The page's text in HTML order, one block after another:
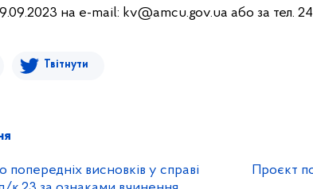
на е-mаіl: kv@amcu.gov.ua або за тел.
Твітнути
попередніх висновків у справі
Проєкт